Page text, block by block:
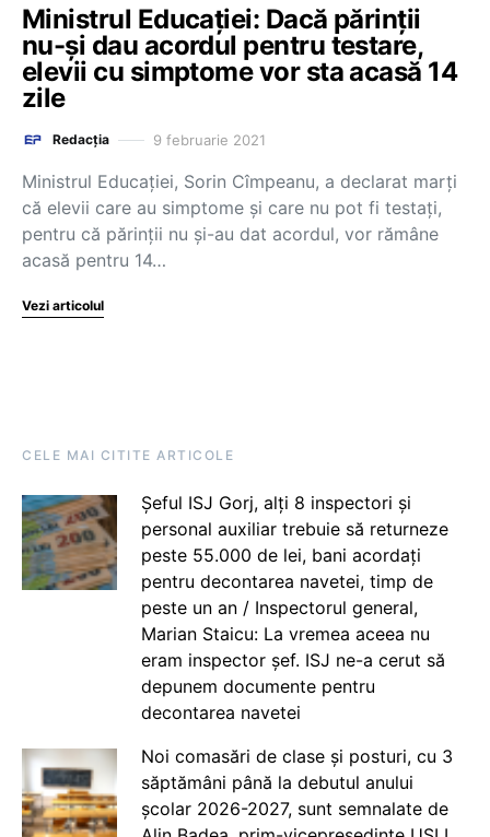
Ministrul Educației: Dacă părinții
nu-și dau acordul pentru testare,
elevii cu simptome vor sta acasă 14
zile
Redacția 9 februarie 2021
Ministrul Educației, Sorin Cîmpeanu, a declarat marți
că elevii care au simptome și care nu pot fi testați,
pentru că părinții nu și-au dat acordul, vor rămâne
acasă pentru 14…
Vezi articolul
CELE MAI CITITE ARTICOLE
Șeful ISJ Gorj, alți 8 inspectori și
personal auxiliar trebuie să returneze
peste 55.000 de lei, bani acordați
pentru decontarea navetei, timp de
peste un an / Inspectorul general,
Marian Staicu: La vremea aceea nu
eram inspector șef. ISJ ne-a cerut să
depunem documente pentru
decontarea navetei
Noi comasări de clase și posturi, cu 3
săptămâni până la debutul anului
școlar 2026-2027, sunt semnalate de